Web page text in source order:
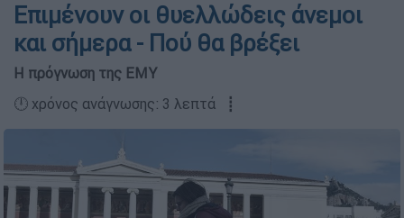
Επιμένουν οι θυελλώδεις άνεμοι
και σήμερα - Πού θα βρέξει
Η πρόγνωση της ΕΜΥ
🕛 χρόνος ανάγνωσης: 3 λεπτά ┋